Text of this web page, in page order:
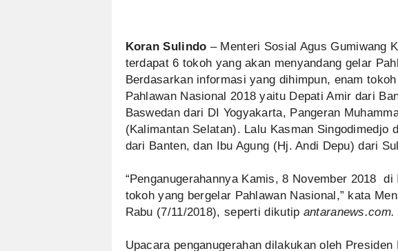
Koran Sulindo – Menteri Sosial Agus Gumiwang
terdapat 6 tokoh yang akan menyandang gelar
Berdasarkan informasi yang dihimpun, enam
Pahlawan Nasional 2018 yaitu Depati Amir dari
Baswedan dari DI Yogyakarta, Pangeran
(Kalimantan Selatan). Lalu Kasman Singodimedjo
dari Banten, dan Ibu Agung (Hj. Andi Depu) dari
“Penganugerahannya Kamis, 8 November 2018
tokoh yang bergelar Pahlawan Nasional,” kata
Rabu (7/11/2018), seperti dikutip antaranews.com.
Upacara penganugerahan dilakukan oleh Presiden